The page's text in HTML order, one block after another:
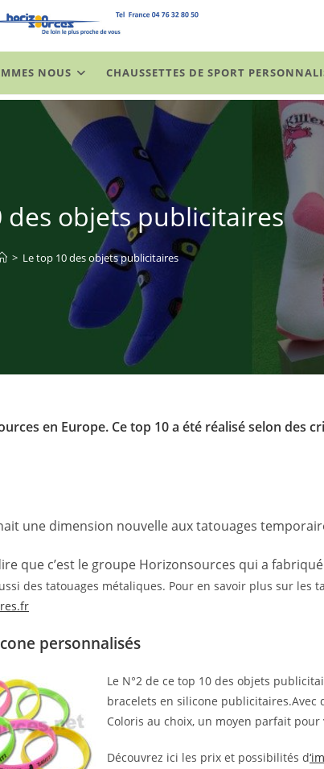
NOUS CHAUSSETTES DE SPORT
des objets publicitaires
> Le top 10 des objets publicitaires
en Europe. Ce top 10 a été réalisé selon des
une dimension nouvelle aux tatouages
que c’est le groupe Horizonsources qui a
des tatouages métaliques. Pour en savoir plus sur les
personnalisés
Le N°2 de ce top 10 des objets
bracelets en silicone publicitaires.Avec
Coloris au choix, un moyen parfait
Découvrez ici les prix et possibilités d